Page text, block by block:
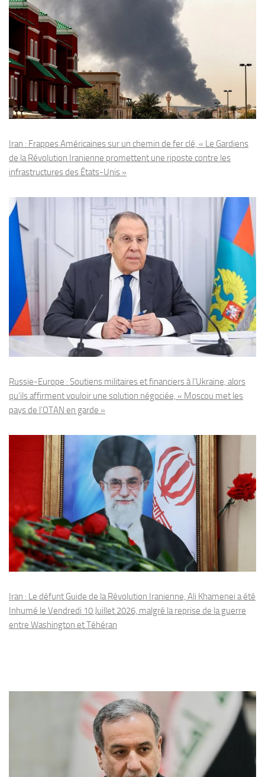
Iran : Frappes Américaines sur un chemin de fer clé, « Le Gardiens
de la Révolution Iranienne promettent une riposte contre les
infrastructures des États-Unis »
Russie-Europe : Soutiens militaires et financiers à l’Ukraine, alors
qu’ils affirment vouloir une solution négociée, « Moscou met les
pays de l’OTAN en garde »
Iran : Le défunt Guide de la Révolution Iranienne, Ali Khamenei a été
Inhumé le Vendredi 10 Juillet 2026, malgré la reprise de la guerre
entre Washington et Téhéran